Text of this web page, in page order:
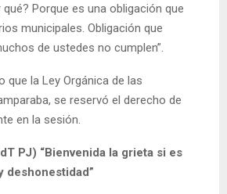
Porque es una obligación que
municipales. Obligación que
de ustedes no cumplen”.
que la Ley Orgánica de las
se reservó el derecho de
en la sesión.
PJ) “Bienvenida la grieta si es
deshonestidad”